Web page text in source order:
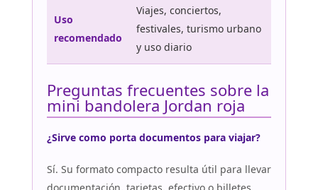
Uso
recomendado
Viajes, conciertos,
festivales, turismo urbano
y uso diario
Preguntas frecuentes sobre la
mini bandolera Jordan roja
¿Sirve como porta documentos para viajar?
Sí. Su formato compacto resulta útil para llevar